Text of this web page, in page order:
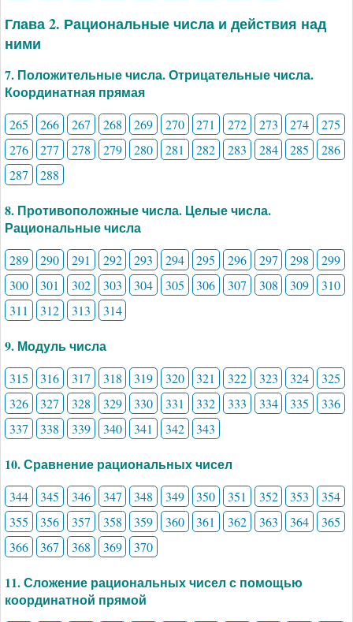
Глава 2. Рациональные числа и действия над
ними
7. Положительные числа. Отрицательные числа.
Координатная прямая
265 266 267 268 269 270 271 272 273 274
275
276
277 278 279 280 281 282 283 284 285
286
287
288
8. Противоположные числа. Целые числа.
Рациональные числа
289 290 291 292 293 294 295 296 297 298
299
300
301 302 303 304 305 306 307 308 309
310
311
312 313 314
9. Модуль числа
315 316 317 318 319 320 321 322 323 324
325
326
327 328 329 330 331 332 333 334 335
336
337
338 339 340 341 342 343
10. Сравнение рациональных чисел
344 345 346 347 348 349 350 351 352 353
354
355
356 357 358 359 360 361 362 363 364
365
366
367 368 369 370
11. Сложение рациональных чисел с помощью
координатной прямой